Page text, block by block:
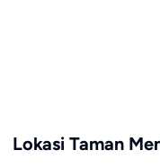
Lokasi Taman